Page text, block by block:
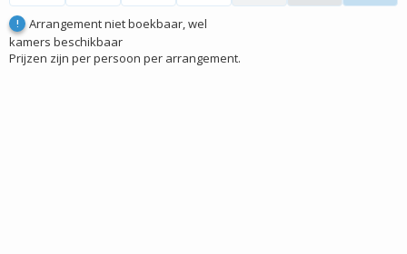
!
Arrangement niet boekbaar, wel
kamers beschikbaar
Prijzen zijn per persoon per arrangement.